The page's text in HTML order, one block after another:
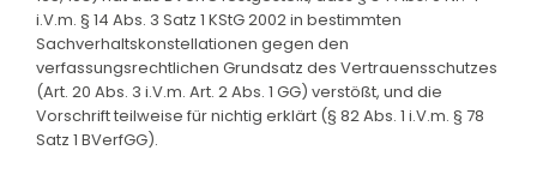
i.V.m. § 14 Abs. 3 Satz 1 KStG 2002 in bestimmten
Sachverhaltskonstellationen gegen den
verfassungsrechtlichen Grundsatz des Vertrauensschutzes
(Art. 20 Abs. 3 i.V.m. Art. 2 Abs. 1 GG) verstößt, und die
Vorschrift teilweise für nichtig erklärt (§ 82 Abs. 1 i.V.m. § 78
Satz 1 BVerfGG).